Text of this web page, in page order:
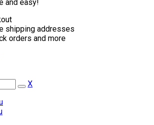
and easy!
shipping addresses
orders and more
X